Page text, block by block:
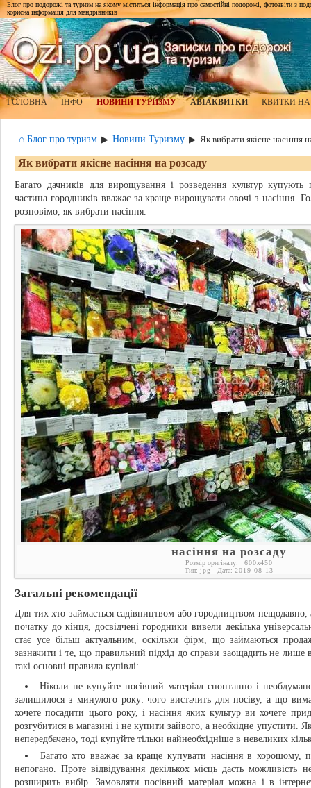
Блог про подорожі та туризм на якому міститься інформація про самостійні подорожі, фотозвіти з
корисна інформація для мандрівників
ГОЛОВНА ІНФО НОВИНИ ТУРИЗМУ АВІАКВИТКИ КВИТКИ
⌂ Блог про туризм ▶ Новини Туризму ▶ Як вибрати якісне насіння
Як вибрати якісне насіння на розсаду
Багато дачників для вирощування і розведення культур
частина городників вважає за краще вирощувати овочі з насіння.
розповімо, як вибрати насіння.
насіння на розсаду
Розмір оригіналу: 600x450
Тип: jpg Дата: 2019-08-13
Загальні рекомендації
Для тих хто займається садівництвом або городництвом
початку до кінця, досвідчені городники вивели декілька
стає усе більш актуальним, оскільки фірм, що займаються
зазначити і те, що правильний підхід до справи заощадить не
такі основні правила купівлі:
Ніколи не купуйте посівний матеріал спонтанно і
залишилося з минулого року: чого вистачить для посіву, а що
хочете посадити цього року, і насіння яких культур ви хочете
розгубитися в магазині і не купити зайвого, а необхідне
непередбачено, тоді купуйте тільки найнеобхідніше в невеликих
Багато хто вважає за краще купувати насіння в хорошому,
непогано. Проте відвідування декількох місць дасть
розширить вибір. Замовляти посівний матеріал можна і в